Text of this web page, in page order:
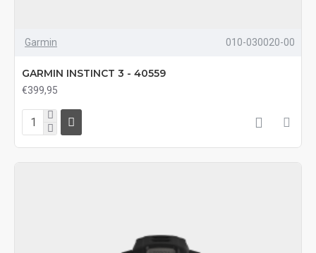
Garmin 010-030020-00
GARMIN INSTINCT 3 - 40559
€399,95